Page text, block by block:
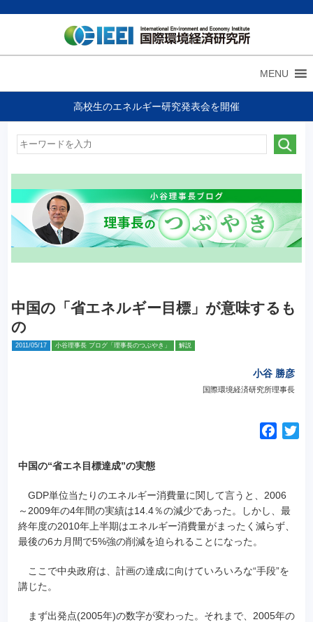
MENU
高校生のエネルギー研究発表会を開催
中国の「省エネルギー目標」が意味するも
の
2011/05/17 小谷理事長 ブログ「理事長のつぶやき」 解説
小谷 勝彦
国際環境経済研究所理事長
b
o
o
中国の“省エネ目標達成”の実態
GDP単位当たりのエネルギー消費量に関して言うと、2006
～2009年の4年間の実績は14.4％の減少であった。しかし、最
終年度の2010年上半期はエネルギー消費量がまったく減らず、
最後の6カ月間で5%強の削減を迫られることになった。
ここで中央政府は、計画の達成に向けていろいろな“手段”を
講じた。
まず出発点(2005年)の数字が変わった。それまで、2005年の